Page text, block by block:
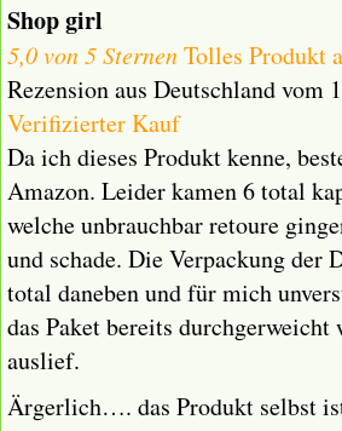
Shop girl
5,0 von 5 SternenTolles Produkt
Rezension aus Deutschland vom
Verifizierter Kauf
Da ich dieses Produkt kenne,
Amazon. Leider kamen 6 total
welche unbrauchbar retoure
und schade. Die Verpackung der
total daneben und für mich
das Paket bereits
auslief.
Ärgerlich…. das Produkt selbst